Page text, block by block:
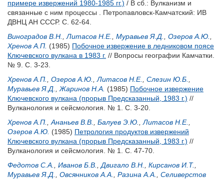
примере извержений 1980-1985 гг.) / В сб.: Вулканизм и
связанные с ним процессы . Петропавловск-Камчатский: ИВ
ДВНЦ АН СССР. С. 62-64.
Виноградов В.Н.
Литасов Н.Е. Муравьев Я.Д. Озеров А.Ю.
Хренов А.П. (1985) Побочное извержение в ледниковом поясе
Ключевского вулкана в 1983 г. // Вопросы географии Камчатки.
№ 9. С. 3-23.
Хренов А.П.
Озеров А.Ю. Литасов Н.Е. Слезин Ю.Б.
Муравьев Я.Д.
Жаринов Н.А. (1985) Побочное извержение
Ключевского вулкана (прорыв Предсказанный, 1983 г.) //
Вулканология и сейсмология. № 1. С. 3-20.
Хренов А.П.
Ананьев В.В. Балуев Э.Ю. Литасов Н.Е.
Озеров А.Ю. (1985) Петрология продуктов извержений
Ключевского вулкана (прорыв Предсказанный, 1983 г.) //
Вулканология и сейсмология. № 1. С. 47-70.
Федотов С.А.
Иванов Б.В. Двигало В.Н. Кирсанов И.Т.
Муравьев Я.Д.
Овсянников А.А. Разина А.А.
Селиверстов